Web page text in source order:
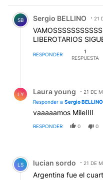
Comentario de Sergio
SB Sergio BELLINO 21
LIBEROTARIOS
RESPONDER
1
RESPUESTA
LY Laura young
21 DE
Responder a Sergio BELLINO
vaaaaamos MileIIII
RESPONDER 0 0
Comentario de lucian
LS lucian sordo 21 DE
Argentina fue el